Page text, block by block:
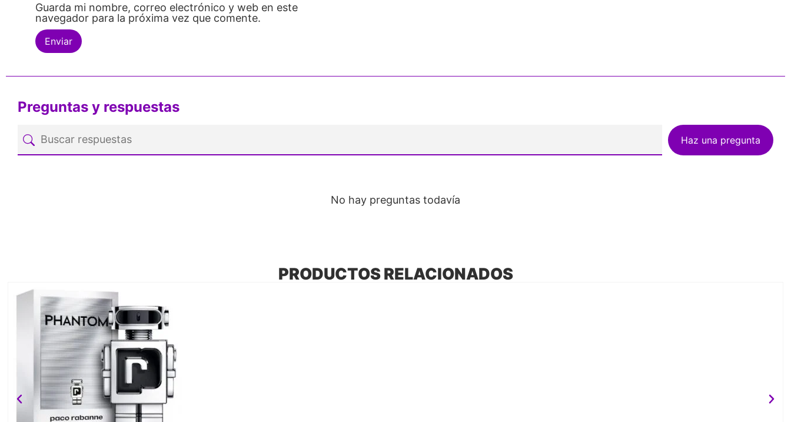
Guarda mi nombre, correo electrónico y web en este
navegador para la próxima vez que comente.
Preguntas y respuestas
Haz una pregunta
No hay preguntas todavía
PRODUCTOS RELACIONADOS